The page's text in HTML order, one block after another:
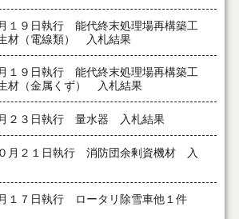
１９日執行 能代終末処理場再構築工
材（電線類） 入札結果
１９日執行 能代終末処理場再構築工
材（金属くず） 入札結果
２３日執行 量水器 入札結果
月２１日執行 消防団余剰資機材 入
１７日執行 ロータリ除雪車他１件